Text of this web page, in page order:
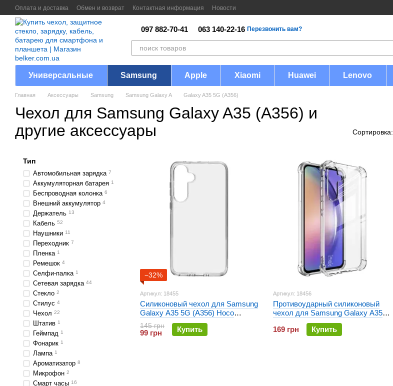
Перейти к основному контенту
Оплата и доставка Обмен и возврат Контактная информация Новости
097 882-70-41 063 140-22-16 Перезвонить вам?
Универсальные Samsung Apple Xiaomi Huawei Lenovo
Главная Аксессуары Samsung Samsung Galaxy A Galaxy A35 5G (A356)
Чехол для Samsung Galaxy A35 (A356) и
другие аксессуары
Сортировка:
−32%
Артикул: 18455
Силиконовый чехол для Samsung
Galaxy A35 5G (A356) Hoco
ультратонкий
145 грн
99 грн Купить
Артикул: 18456
Противоударный силиконовый
чехол для Samsung Galaxy A35
5G (A356) Transparent Armour
case
169 грн Купить
Тип
Автомобильная зарядка 7
Аккумуляторная батарея 1
Беспроводная колонка 6
Внешний аккумулятор 4
Держатель 13
Кабель 52
Наушники 11
Переходник 7
Пленка 1
Ремешок 4
Селфи-палка 1
Сетевая зарядка 44
Стекло 2
Стилус 4
Чехол 22
Штатив 1
Геймпад 1
Фонарик 1
Лампа 1
Ароматизатор 8
Микрофон 2
Смарт часы 16